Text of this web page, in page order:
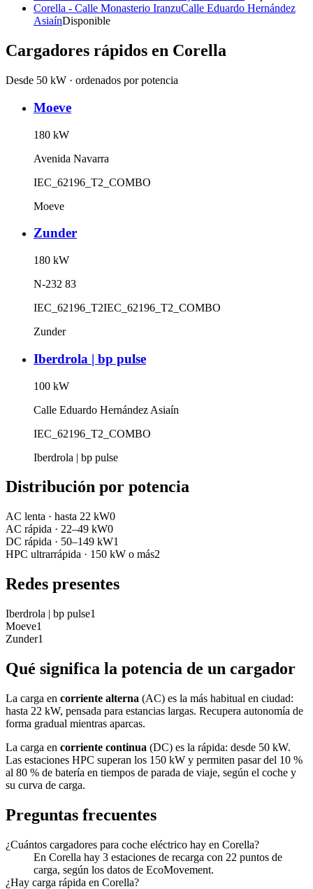
Corella - Calle Monasterio IranzuCalle Eduardo Hernández
AsiaínDisponible
Cargadores rápidos en Corella
Desde 50 kW · ordenados por potencia
Moeve
180 kW
Avenida Navarra
IEC_62196_T2_COMBO
Moeve
Zunder
180 kW
N-232 83
IEC_62196_T2IEC_62196_T2_COMBO
Zunder
Iberdrola | bp pulse
100 kW
Calle Eduardo Hernández Asiaín
IEC_62196_T2_COMBO
Iberdrola | bp pulse
Distribución por potencia
AC lenta · hasta 22 kW0
AC rápida · 22–49 kW0
DC rápida · 50–149 kW1
HPC ultrarrápida · 150 kW o más2
Redes presentes
Iberdrola | bp pulse1
Moeve1
Zunder1
Qué significa la potencia de un cargador
La carga en corriente alterna (AC) es la más habitual en ciudad:
hasta 22 kW, pensada para estancias largas. Recupera autonomía de
forma gradual mientras aparcas.
La carga en corriente continua (DC) es la rápida: desde 50 kW.
Las estaciones HPC superan los 150 kW y permiten pasar del 10 %
al 80 % de batería en tiempos de parada de viaje, según el coche y
su curva de carga.
Preguntas frecuentes
¿Cuántos cargadores para coche eléctrico hay en Corella?
En Corella hay 3 estaciones de recarga con 22 puntos de
carga, según los datos de EcoMovement.
¿Hay carga rápida en Corella?